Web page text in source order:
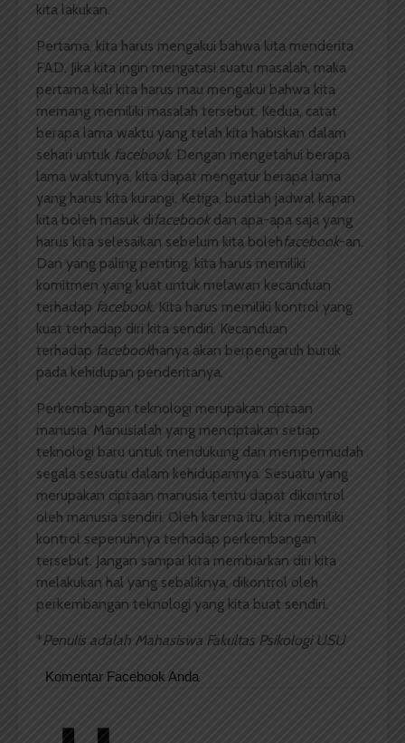
kita lakukan.
Pertama, kita harus mengakui bahwa kita menderita
FAD. Jika kita ingin mengatasi suatu masalah, maka
pertama kali kita harus mau mengakui bahwa kita
memang memiliki masalah tersebut. Kedua, catat
berapa lama waktu yang telah kita habiskan dalam
sehari untuk facebook. Dengan mengetahui berapa
lama waktunya, kita dapat mengatur berapa lama
yang harus kita kurangi. Ketiga, buatlah jadwal kapan
kita boleh masuk difacebookdan apa-apa saja yang
harus kita selesaikan sebelum kita bolehfacebook-an.
Dan yang paling penting, kita harus memiliki
komitmen yang kuat untuk melawan kecanduan
terhadap facebook. Kita harus memiliki kontrol yang
kuat terhadap diri kita sendiri. Kecanduan
terhadap facebookhanya akan berpengaruh buruk
pada kehidupan penderitanya.
Perkembangan teknologi merupakan ciptaan
manusia. Manusialah yang menciptakan setiap
teknologi baru untuk mendukung dan mempermudah
segala sesuatu dalam kehidupannya. Sesuatu yang
merupakan ciptaan manusia tentu dapat dikontrol
oleh manusia sendiri. Oleh karena itu, kita memiliki
kontrol sepenuhnya terhadap perkembangan
tersebut. Jangan sampai kita membiarkan diri kita
melakukan hal yang sebaliknya, dikontrol oleh
perkembangan teknologi yang kita buat sendiri.
*Penulis adalah Mahasiswa Fakultas Psikologi USU
Komentar Facebook Anda